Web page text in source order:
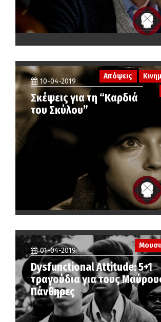
10-04-2019
Σκέψεις για τη “Καρδιά
του Σκύλου”
Απόψεις
01-04-2019
Dysfunctional Attitude: 5+1
τραγούδια για τους
Πάνθηρες